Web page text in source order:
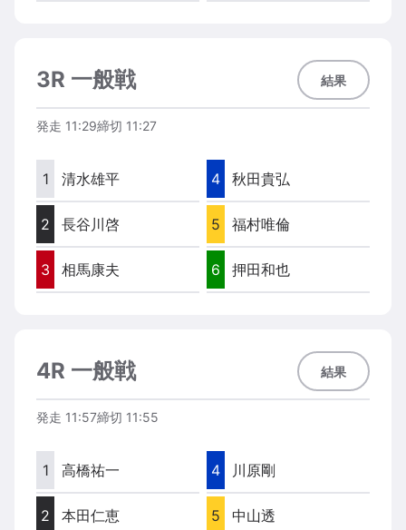
3R 一般戦 結果
発走 11:29締切 11:27
1 清水雄平
2 長谷川啓
3 相馬康夫
4 秋田貴弘
5 福村唯倫
6 押田和也
4R 一般戦 結果
発走 11:57締切 11:55
1 高橋祐一
2 本田仁恵
4 川原剛
5 中山透